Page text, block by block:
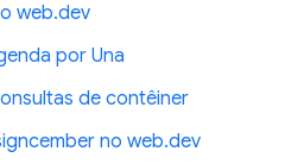
web.dev
por Una
de contêiner
no web.dev